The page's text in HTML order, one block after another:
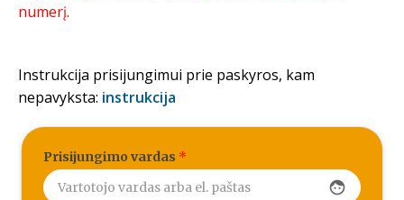
numerį.
Instrukcija prisijungimui prie paskyros, kam
nepavyksta: instrukcija
Prisijungimo vardas *
face